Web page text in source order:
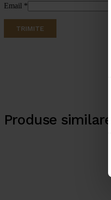
Email *
Produse similare